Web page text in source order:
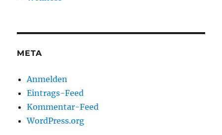
META
Anmelden
Eintrags-Feed
Kommentar-Feed
WordPress.org